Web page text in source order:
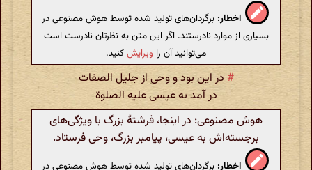
اخطار: برگردان‌های تولید شده توسط هوش مصنوعی در
بسیاری از موارد نادرستند. اگر این متن به نظرتان نادرست است
می‌توانید آن را ویرایشکنید.
# در این بود و وحی از جلیل الصفات
در آمد به عیسی علیه الصلوة
هوش مصنوعی: در اینجا، فرشتۀ بزرگ با ویژگی‌های
برجسته‌اش به عیسی، پیامبر بزرگ، وحی فرستاد.
اخطار: برگردان‌های تولید شده توسط هوش مصنوعی در